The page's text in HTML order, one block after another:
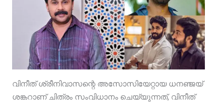
വിനീത് ശ്രീനിവാസന്റെ അസോസിയേറ്റായ ധനഞ്ജയ്
ശങ്കറാണ് ചിത്രം സംവിധാനം ചെയ്യുന്നത്, വിനീത്